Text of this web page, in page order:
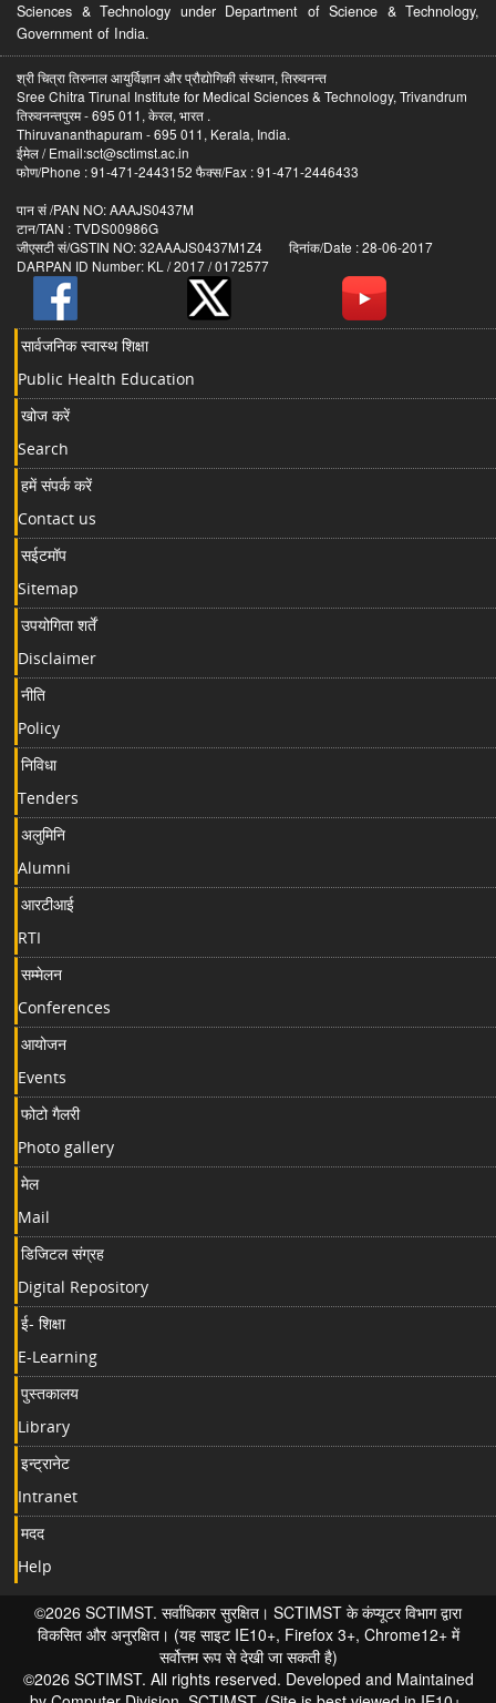
Sciences & Technology under Department of Science & Technology,
Government of India.
श्री चित्रा तिरुनाल आयुर्विज्ञान और प्रौद्योगिकी संस्थान, तिरुवनन्त
Sree Chitra Tirunal Institute for Medical Sciences & Technology, Trivandrum
तिरुवनन्तपुरम - 695 011, केरल, भारत .
Thiruvananthapuram - 695 011, Kerala, India.
ईमेल / Email:sct@sctimst.ac.in
फोण/Phone : 91-471-2443152 फैक्स/Fax : 91-471-2446433
पान सं /PAN NO: AAAJS0437M
टान/TAN : TVDS00986G
जीएसटी सं/GSTIN NO: 32AAAJS0437M1Z4 दिनांक/Date : 28-06-2017
DARPAN ID Number: KL / 2017 / 0172577
सार्वजनिक स्वास्थ शिक्षा
Public Health Education
खोज करें
Search
हमें संपर्क करें
Contact us
सईटमॉप
Sitemap
उपयोगिता शर्तें
Disclaimer
नीति
Policy
निविधा
Tenders
अलुमिनि
Alumni
आरटीआई
RTI
सम्मेलन
Conferences
आयोजन
Events
फोटो गैलरी
Photo gallery
मेल
Mail
डिजिटल संग्रह
Digital Repository
ई- शिक्षा
E-Learning
पुस्तकालय
Library
इन्ट्रानेट
Intranet
मदद
Help
©2026 SCTIMST. सर्वाधिकार सुरक्षित। SCTIMST के कंप्यूटर विभाग द्वारा
विकसित और अनुरक्षित। (यह साइट IE10+, Firefox 3+, Chrome12+ में
सर्वोत्तम रूप से देखी जा सकती है)
©2026 SCTIMST. All rights reserved. Developed and Maintained